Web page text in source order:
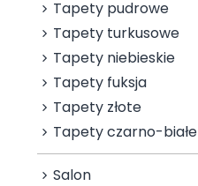
Tapety pudrowe
Tapety turkusowe
Tapety niebieskie
Tapety fuksja
Tapety złote
Tapety czarno-białe
Salon